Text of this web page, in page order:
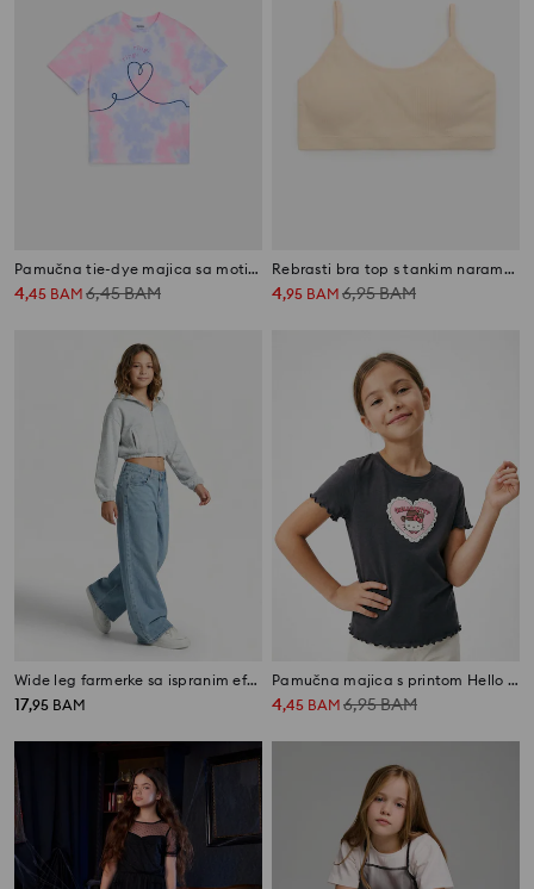
Pamučna tie-dye majica sa motivom srca Hello Kitty and Friends
4,45 BAM 6,45BAM
Rebrasti bra top s tankim naramenicama
4,95 BAM 6,95BAM
Wide leg farmerke sa ispranim efektom
17,95 BAM
Pamučna majica s printom Hello Kitty
4,45 BAM 6,95BAM